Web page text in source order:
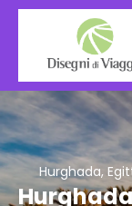
Hurghada,